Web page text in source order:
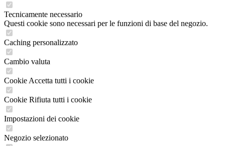
Tecnicamente necessario
Questi cookie sono necessari per le funzioni di base del negozio.
Caching personalizzato
Cambio valuta
Cookie Accetta tutti i cookie
Cookie Rifiuta tutti i cookie
Impostazioni dei cookie
Negozio selezionato